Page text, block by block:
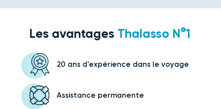
Les avantages Thalasso N°1
20 ans d'expérience dans le voyage
Assistance permanente